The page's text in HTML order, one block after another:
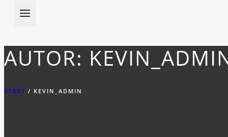
AUTOR:
START / KEVIN_ADMIN